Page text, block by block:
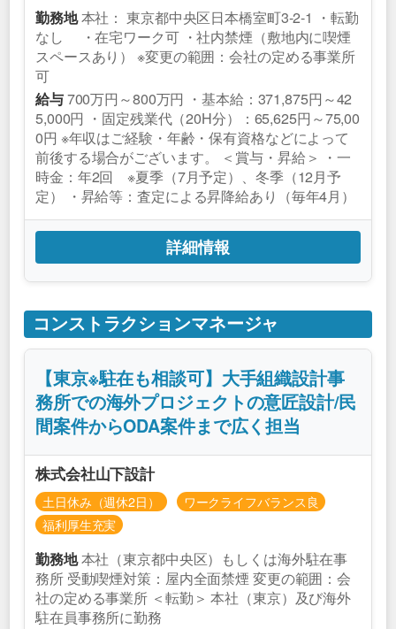
勤務地本社： 東京都中央区日本橋室町3-2-1 ・転勤
なし ・在宅ワーク可 ・社内禁煙（敷地内に喫煙
スペースあり） ※変更の範囲：会社の定める事業所
可
給与700万円～800万円 ・基本給：371,875円～42
5,000円 ・固定残業代（20H分）：65,625円～75,00
0円 ※年収はご経験・年齢・保有資格などによって
前後する場合がございます。 ＜賞与・昇給＞ ・一
時金：年2回 ※夏季（7月予定）、冬季（12月予
定） ・昇給等：査定による昇降給あり（毎年4月）
詳細情報
コンストラクションマネージャ
【東京※駐在も相談可】大手組織設計事
務所での海外プロジェクトの意匠設計/民
間案件からODA案件まで広く担当
株式会社山下設計
土日休み（週休2日）
ワークライフバランス良
福利厚生充実
勤務地本社（東京都中央区）もしくは海外駐在事
務所 受動喫煙対策：屋内全面禁煙 変更の範囲：会
社の定める事業所 ＜転勤＞ 本社（東京）及び海外
駐在員事務所に勤務